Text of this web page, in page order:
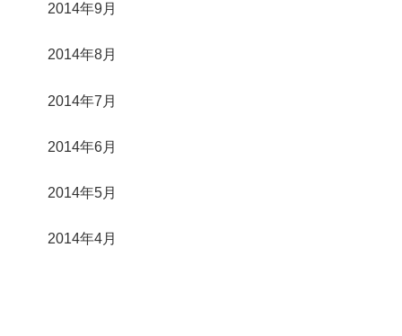
2014年9月
2014年8月
2014年7月
2014年6月
2014年5月
2014年4月